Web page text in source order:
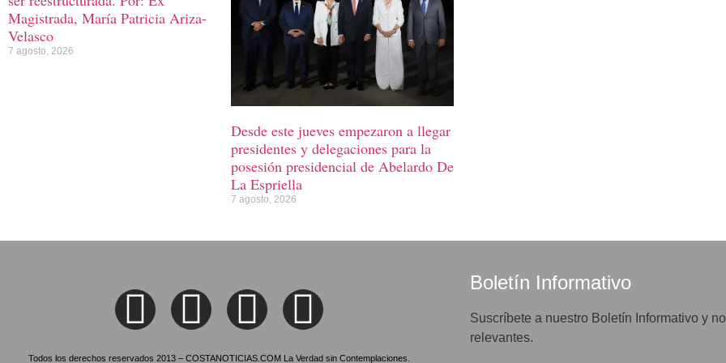
Magistrada, María Patricia Ariza-
Velasco
7 agosto, 2026
Desde este jueves empezaron a llegar
presidentes y delegaciones para la
posesión presidencial de Abelardo De
La Espriella
7 agosto, 2026
Todos los derechos reservados 2013 – COSTANOTICIAS.COM La Verdad sin Contemplaciones.
Boletín Informativo
Suscríbete a nuestro Boletín Informativo y
relevantes.